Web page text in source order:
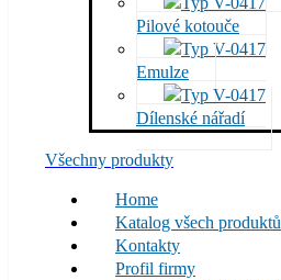
Pilové kotouče
Emulze
Dílenské nářadí
Všechny produkty
Home
Katalog všech produktů
Kontakty
Profil firmy